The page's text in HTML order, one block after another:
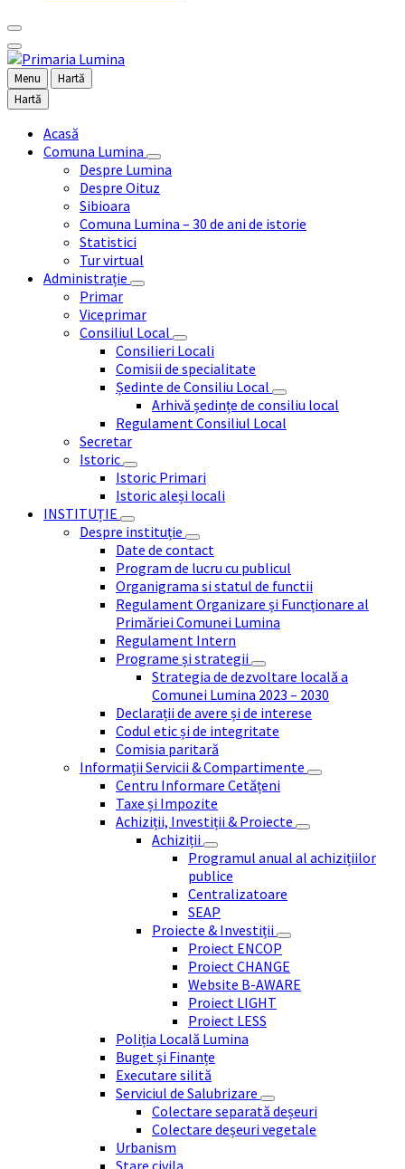
Menu
Hartă
Hartă
Acasă
Comuna Lumina
Despre Lumina
Despre Oituz
Sibioara
Comuna Lumina – 30 de ani de istorie
Statistici
Tur virtual
Administrație
Primar
Viceprimar
Consiliul Local
Consilieri Locali
Comisii de specialitate
Ședinte de Consiliu Local
Arhivă ședințe de consiliu local
Regulament Consiliul Local
Secretar
Istoric
Istoric Primari
Istoric aleși locali
INSTITUȚIE
Despre instituție
Date de contact
Program de lucru cu publicul
Organigrama si statul de functii
Regulament Organizare și Funcționare al
Primăriei Comunei Lumina
Regulament Intern
Programe și strategii
Strategia de dezvoltare locală a
Comunei Lumina 2023 – 2030
Declarații de avere și de interese
Codul etic și de integritate
Comisia paritară
Informații Servicii & Compartimente
Centru Informare Cetățeni
Taxe și Impozite
Achiziții, Investiții & Proiecte
Achiziții
Programul anual al achizițiilor
publice
Centralizatoare
SEAP
Proiecte & Investiții
Proiect ENCOP
Proiect CHANGE
Website B-AWARE
Proiect LIGHT
Proiect LESS
Poliția Locală Lumina
Buget și Finanțe
Executare silită
Serviciul de Salubrizare
Colectare separată deșeuri
Colectare deșeuri vegetale
Urbanism
Stare civila